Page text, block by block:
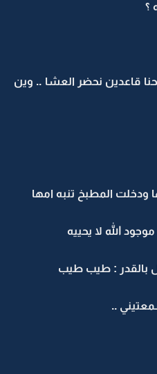
؟
قاعدين نحضر العشا .. وين
ودخلت المطبخ تنبه امها
الله لا يحييه
بالقدر : طيب طيب
..